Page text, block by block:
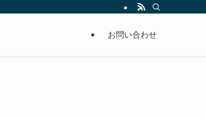
お問い合わせ